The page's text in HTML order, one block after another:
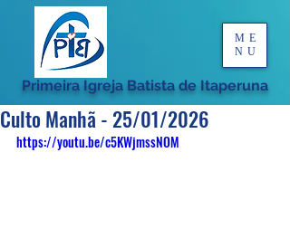
Primeira Igreja Batista de Itaperuna
ME
NU
Culto Manhã - 25/01/2026
https://youtu.be/c5KWjmssNOM